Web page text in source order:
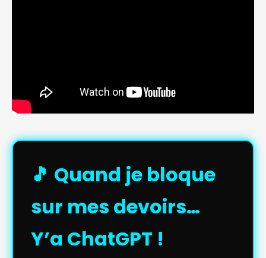
🎵 Quand je bloque
sur mes devoirs…
Y’a ChatGPT !